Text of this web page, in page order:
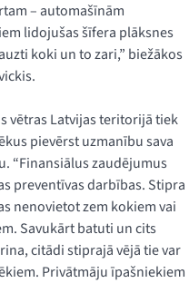
– automašīnām
lidojušas šīfera plāksnes
koki un to zari,” biežākos
vētras Latvijas teritorijā tiek
pievērst uzmanību sava
“Finansiālus zaudējumus
preventīvas darbības. Stipra
nenovietot zem kokiem vai
Savukārt batuti un cits
citādi stiprajā vējā tie var
Privātmāju īpašniekiem